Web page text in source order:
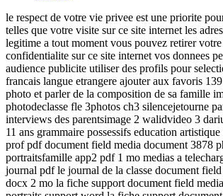
le respect de votre vie privee est une priorite
telles que votre visite sur ce site internet les
legitime a tout moment vous pouvez retirer
confidentialite sur ce site internet vos donnees
audience publicite utiliser des profils pour
francais langue etrangere ajouter aux favoris
photo et parler de la composition de sa famille
photodeclasse fle 3photos ch3 silencejetourne
interviews des parentsimage 2 walidvideo 3
11 ans grammaire possessifs education
prof pdf document field media document 3878
portraitsfamille app2 pdf 1 mo medias a
journal pdf le journal de la classe document
docx 2 mo la fiche support document field